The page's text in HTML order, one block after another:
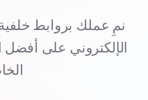
نمِ عملك بروابط
الإلكتروني على أفضل